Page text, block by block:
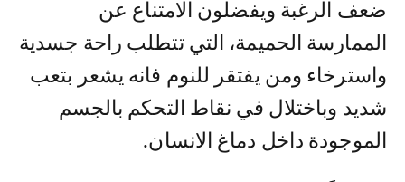
ضعف الرغبة ويفضلون الامتناع عن
الممارسة الحميمة، التي تتطلب راحة جسدية
واسترخاء ومن يفتقر للنوم فانه يشعر بتعب
شديد وباختلال في نقاط التحكم بالجسم
الموجودة داخل دماغ الانسان.